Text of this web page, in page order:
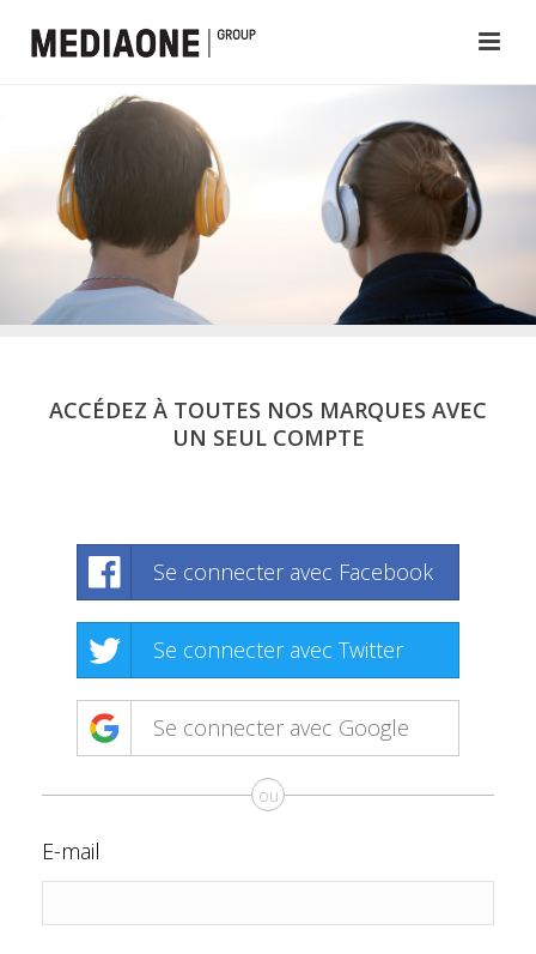
ACCÉDEZ À TOUTES NOS MARQUES AVEC
UN SEUL COMPTE
Se connecter avec Facebook
Se connecter avec Twitter
Se connecter avec Google
ou
E-mail